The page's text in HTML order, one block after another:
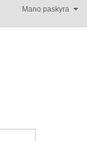
Mano paskyra